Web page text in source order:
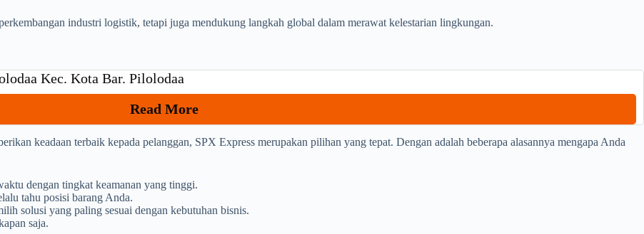
industri logistik, tetapi juga mendukung langkah global dalam merawat kelestarian lingkungan.
Kec. Kota Bar. Pilolodaa
Read More
keadaan terbaik kepada pelanggan, SPX Express merupakan pilihan yang tepat. Dengan adalah beberapa alasannya mengapa Anda
dengan tingkat keamanan yang tinggi.
tahu posisi barang Anda.
solusi yang paling sesuai dengan kebutuhan bisnis.
saja.